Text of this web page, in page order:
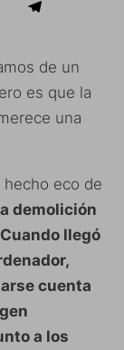
de un
es que la
una
hecho eco de
demolición
llegó
cuenta
a los